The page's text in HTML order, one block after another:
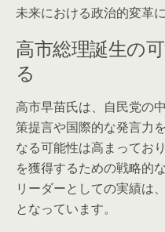
未来における政治的変革
高市総理誕生の
る
高市早苗氏は、自民党の
策提言や国際的な発言力
なる可能性は高まってお
を獲得するための戦略的
リーダーとしての実績は
となっています。